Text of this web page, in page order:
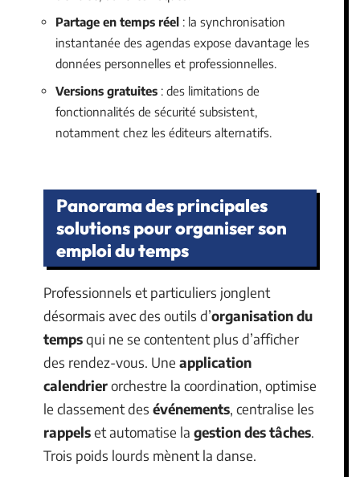
Partage en temps réel : la synchronisation
instantanée des agendas expose davantage les
données personnelles et professionnelles.
Versions gratuites : des limitations de
fonctionnalités de sécurité subsistent,
notamment chez les éditeurs alternatifs.
Panorama des principales
solutions pour organiser son
emploi du temps
Professionnels et particuliers jonglent
désormais avec des outils d’organisation du
tempsqui ne se contentent plus d’afficher
des rendez-vous. Une application
calendrierorchestre la coordination, optimise
le classement des événements, centralise les
rappelset automatise la gestion des tâches.
Trois poids lourds mènent la danse.